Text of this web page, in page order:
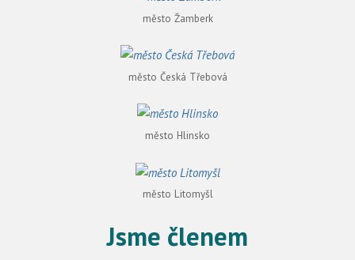
město Žamberk
město Česká Třebová
město Hlinsko
město Litomyšl
Jsme členem